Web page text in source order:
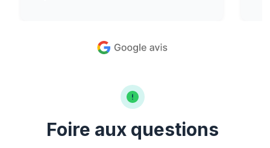
Foire aux questions